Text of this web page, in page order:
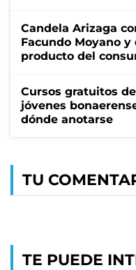
Candela Arizaga
Facundo Moyano
producto del
Cursos gratuitos
jóvenes
dónde anotarse
TU
TE PUEDE